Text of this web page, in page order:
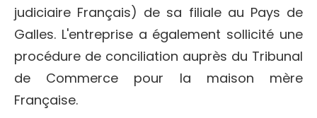
judiciaire Français) de sa filiale au Pays de
Galles. L'entreprise a également sollicité une
procédure de conciliation auprès du Tribunal
de Commerce pour la maison mère
Française.